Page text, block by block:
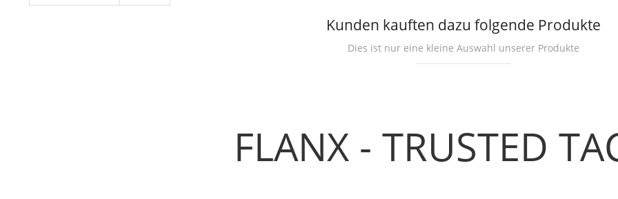
Kunden kauften dazu folgende Produkte
Dies ist nur eine kleine Auswahl unserer Produkte
FLANX - TRUSTED